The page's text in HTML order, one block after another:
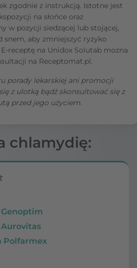
zgodnie z instrukcją. Istotne jest
na słońce oraz
w pozycji siedzącej lub stojącej,
snem, aby zmniejszyć ryzyko
receptę na Unidox Solutab można
na Receptomat.pl.
porady lekarskiej ani promocji
z ulotką bądź skonsultować się z
przed jego użyciem.
chlamydię:
Polfarmex